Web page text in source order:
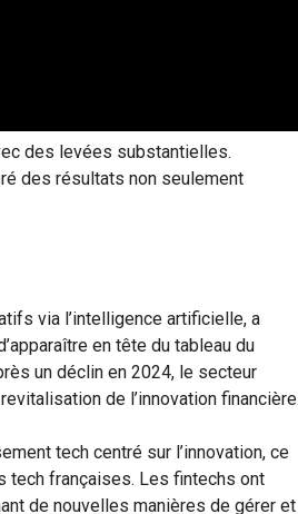
des levées substantielles.
des résultats non seulement
via l’intelligence artificielle, a
en tête du tableau du
un déclin en 2024, le secteur
de l’innovation financière.
tech centré sur l’innovation, ce
tech françaises. Les fintechs ont
de nouvelles manières de gérer et